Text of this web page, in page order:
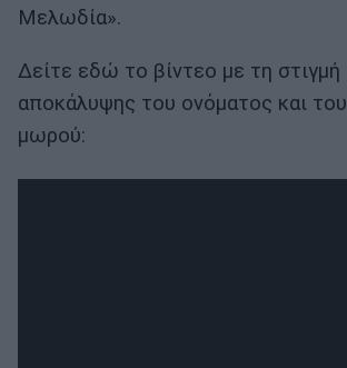
Μελωδία».
Δείτε εδώ το βίντεο με τη στιγμή
αποκάλυψης του ονόματος και
μωρού: